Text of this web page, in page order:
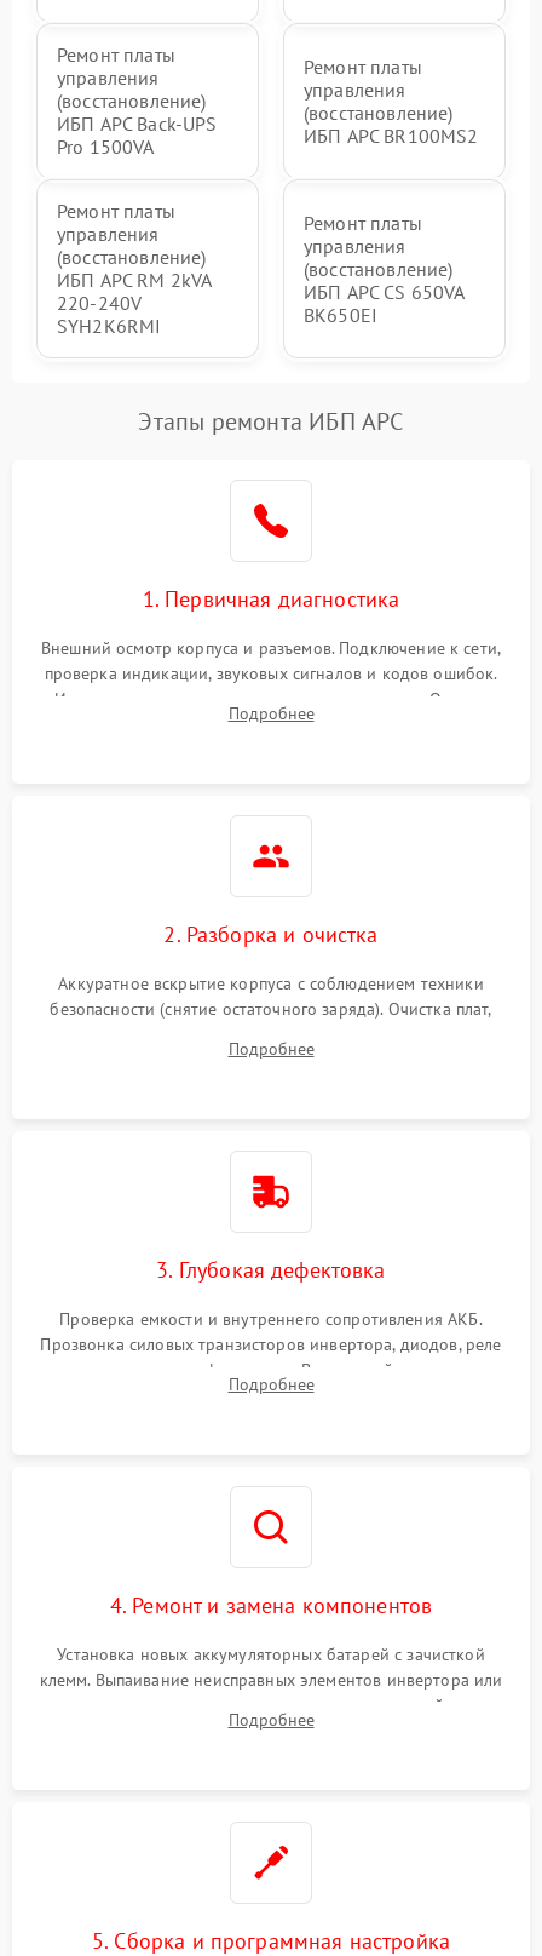
Ремонт платы
управления
(восстановление)
ИБП APC Back-UPS
Pro 1500VA
Ремонт платы
управления
(восстановление)
ИБП APC BR100MS2
Ремонт платы
управления
(восстановление)
ИБП APC RM 2kVA
220-240V
SYH2K6RMI
Ремонт платы
управления
(восстановление)
ИБП APC CS 650VA
BK650EI
Этапы ремонта ИБП APC
1. Первичная диагностика
Внешний осмотр корпуса и разъемов. Подключение к сети,
проверка индикации, звуковых сигналов и кодов ошибок.
Измерение входного и выходного напряжения. Оценка
реакции ИБП на отключение основного питания без
Подробнее
2. Разборка и очистка
Аккуратное вскрытие корпуса с соблюдением техники
безопасности (снятие остаточного заряда). Очистка плат,
и кистей для предотвращения перегрева и замыканий.
Подробнее
3. Глубокая дефектовка
Проверка емкости и внутреннего сопротивления АКБ.
Прозвонка силовых транзисторов инвертора, диодов, реле
переключения и трансформатора. Визуальный поиск вздутых
конденсаторов и прогаров на печатной плате.
Подробнее
4. Ремонт и замена компонентов
Установка новых аккумуляторных батарей с зачисткой
клемм. Выпаивание неисправных элементов инвертора или
цепи зарядки и монтаж новых радиодеталей.
Восстановление поврежденных токоведущих дорожек и
Подробнее
5. Сборка и программная настройка